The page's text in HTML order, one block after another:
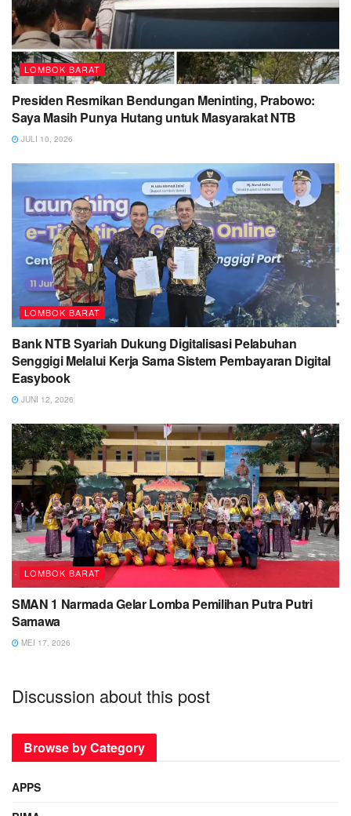
LOMBOK BARAT
Presiden Resmikan Bendungan Meninting, Prabowo:
Saya Masih Punya Hutang untuk Masyarakat NTB
JULI 10, 2026
LOMBOK BARAT
Bank NTB Syariah Dukung Digitalisasi Pelabuhan
Senggigi Melalui Kerja Sama Sistem Pembayaran Digital
Easybook
JUNI 12, 2026
LOMBOK BARAT
SMAN 1 Narmada Gelar Lomba Pemilihan Putra Putri
Samawa
MEI 17, 2026
Discussion about this post
Browse by Category
APPS